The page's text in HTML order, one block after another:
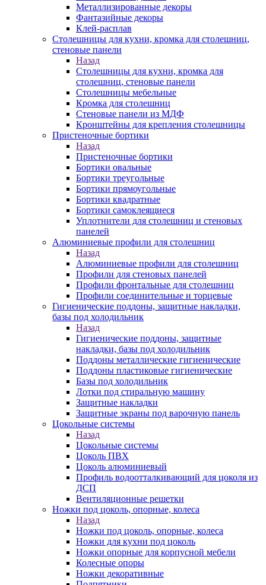
Металлизированные декоры
Фантазийные декоры
Клей-расплав
Столешницы для кухни, кромка для столешниц,
стеновые панели
Назад
Столешницы для кухни, кромка для
столешниц, стеновые панели
Столешницы мебельные
Кромка для столешниц
Стеновые панели из МДФ
Кронштейны для крепления столешницы
Пристеночные бортики
Назад
Пристеночные бортики
Бортики овальные
Бортики треугольные
Бортики прямоугольные
Бортики квадратные
Бортики самоклеящиеся
Уплотнители для столешниц и стеновых
панелей
Алюминиевые профили для столешниц
Назад
Алюминиевые профили для столешниц
Профили для стеновых панелей
Профили фронтальные для столешниц
Профили соединительные и торцевые
Гигиенические поддоны, защитные накладки,
базы под холодильник
Назад
Гигиенические поддоны, защитные
накладки, базы под холодильник
Поддоны металлические гигиенические
Поддоны пластиковые гигиенические
Базы под холодильник
Лотки под стиральную машину
Защитные накладки
Защитные экраны под варочную панель
Цокольные системы
Назад
Цокольные системы
Цоколь ПВХ
Цоколь алюминиевый
Профиль водоотталкивающий для цоколя из
ДСП
Вентиляционные решетки
Ножки под цоколь, опорные, колеса
Назад
Ножки под цоколь, опорные, колеса
Ножки для кухни под цоколь
Ножки опорные для корпусной мебели
Колесные опоры
Ножки декоративные